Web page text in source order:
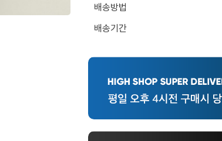
배송방법
배송기간